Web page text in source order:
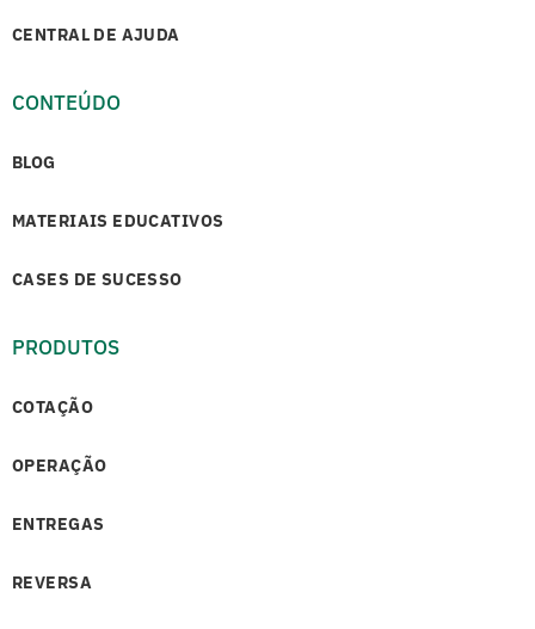
CENTRAL DE AJUDA
CONTEÚDO
BLOG
MATERIAIS EDUCATIVOS
CASES DE SUCESSO
PRODUTOS
COTAÇÃO
OPERAÇÃO
ENTREGAS
REVERSA